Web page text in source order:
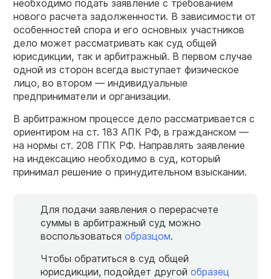
необходимо подать заявление с требованием
нового расчета задолженности. В зависимости от
особенностей спора и его основных участников
дело может рассматривать как суд общей
юрисдикции, так и арбитражный. В первом случае
одной из сторон всегда выступает физическое
лицо, во втором — индивидуальные
предприниматели и организации.
В арбитражном процессе дело рассматривается с
ориентиром на ст. 183 АПК РФ, в гражданском —
на нормы ст. 208 ГПК РФ. Направлять заявление
на индексацию необходимо в суд, который
принимал решение о принудительном взыскании.
Для подачи заявления о перерасчете
суммы в арбитражный суд можно
воспользоваться образцом.
Чтобы обратиться в суд общей
юрисдикции, подойдет другой образец